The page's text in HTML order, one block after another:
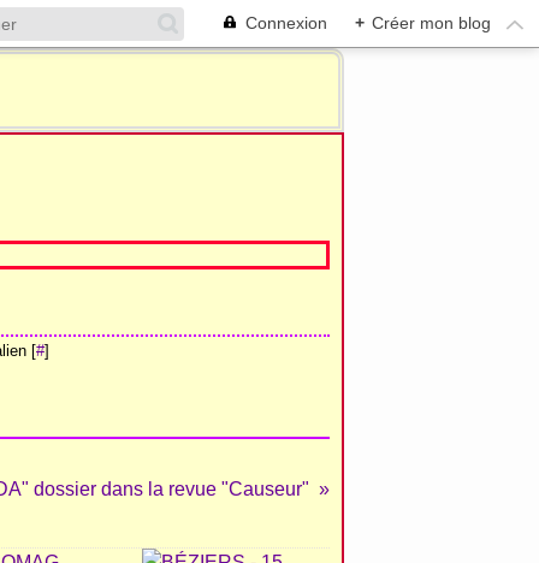
Connexion + Créer mon blog
[#]
dossier dans la revue "Causeur"